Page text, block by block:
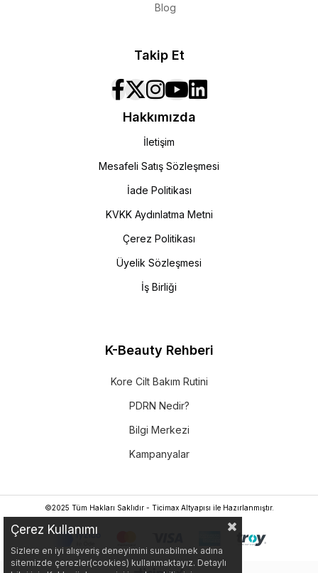
Blog
Takip Et
Hakkımızda
İletişim
Mesafeli Satış Sözleşmesi
İade Politikası
KVKK Aydınlatma Metni
Çerez Politikası
Üyelik Sözleşmesi
İş Birliği
K-Beauty Rehberi
Kore Cilt Bakım Rutini
PDRN Nedir?
Bilgi Merkezi
Kampanyalar
©2025 Tüm Hakları Saklıdır - Ticimax Altyapısı ile Hazırlanmıştır.
Çerez Kullanımı
Sizlere en iyi alışveriş deneyimini sunabilmek adına
sitemizde çerezler(cookies) kullanmaktayız. Detaylı